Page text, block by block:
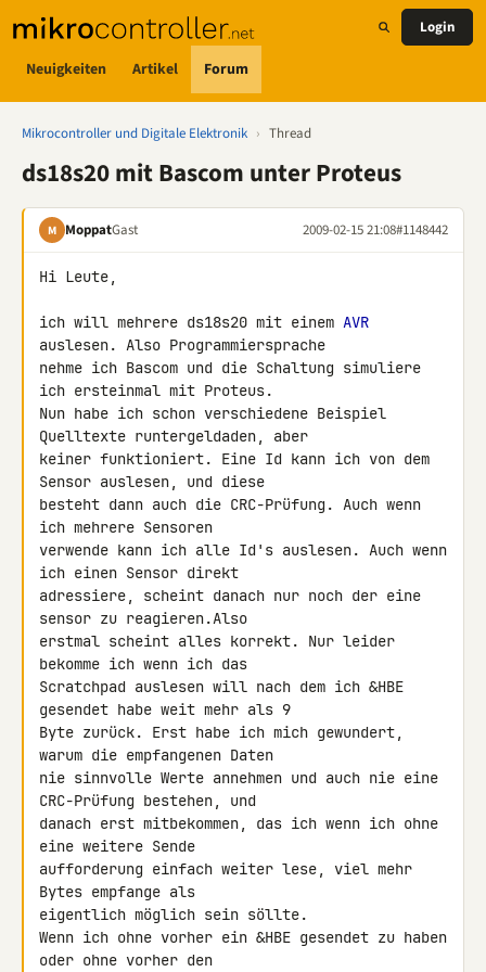
Neuigkeiten Artikel Forum
Login
Mikrocontroller und Digitale Elektronik › Thread
ds18s20 mit Bascom unter Proteus
M MoppatGast 2009-02-15 21:08#1148442
Hi Leute,
ich will mehrere ds18s20 mit einem AVR
auslesen. Also Programmiersprache
nehme ich Bascom und die Schaltung simuliere
ich ersteinmal mit Proteus.
Nun habe ich schon verschiedene Beispiel
Quelltexte runtergeldaden, aber
keiner funktioniert. Eine Id kann ich von dem
Sensor auslesen, und diese
besteht dann auch die CRC-Prüfung. Auch wenn
ich mehrere Sensoren
verwende kann ich alle Id's auslesen. Auch wenn
ich einen Sensor direkt
adressiere, scheint danach nur noch der eine
sensor zu reagieren.Also
erstmal scheint alles korrekt. Nur leider
bekomme ich wenn ich das
Scratchpad auslesen will nach dem ich &HBE
gesendet habe weit mehr als 9
Byte zurück. Erst habe ich mich gewundert,
warum die empfangenen Daten
nie sinnvolle Werte annehmen und auch nie eine
CRC-Prüfung bestehen, und
danach erst mitbekommen, das ich wenn ich ohne
eine weitere Sende
aufforderung einfach weiter lese, viel mehr
Bytes empfange als
eigentlich möglich sein söllte.
Wenn ich ohne vorher ein &HBE gesendet zu haben
oder ohne vorher den